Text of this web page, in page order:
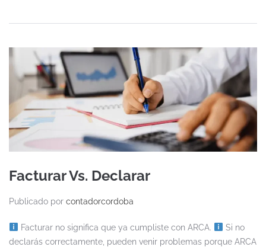
Facturar Vs. Declarar
Publicado por contadorcordoba
Facturar no significa que ya cumpliste con ARCA.
Si no
declarás correctamente, pueden venir problemas porque ARCA